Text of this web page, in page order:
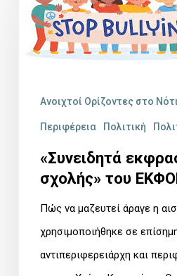
της
σχολής»
Ανοιχτοί Ορίζοντες στο
Περιφέρεια Πολιτική
«Συνειδητά
σχολής» του
Πώς να μαζευτεί άραγε η
χρησιμοποιήθηκε σε
αντιπεριφερειάρχη και